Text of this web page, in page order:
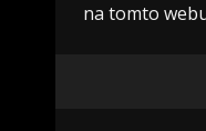
na tomto